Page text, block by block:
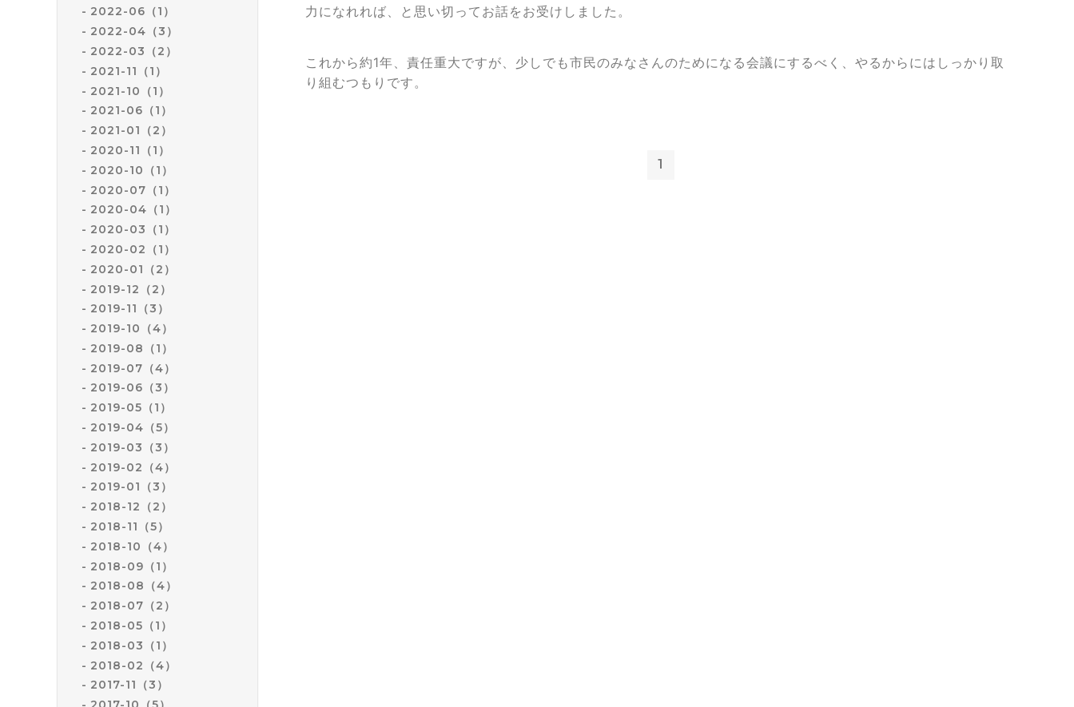
2022-06（1）
2022-04（3）
2022-03（2）
2021-11（1）
2021-10（1）
2021-06（1）
2021-01（2）
2020-11（1）
2020-10（1）
2020-07（1）
2020-04（1）
2020-03（1）
2020-02（1）
2020-01（2）
2019-12（2）
2019-11（3）
2019-10（4）
2019-08（1）
2019-07（4）
2019-06（3）
2019-05（1）
2019-04（5）
2019-03（3）
2019-02（4）
2019-01（3）
2018-12（2）
2018-11（5）
2018-10（4）
2018-09（1）
2018-08（4）
2018-07（2）
2018-05（1）
2018-03（1）
2018-02（4）
2017-11（3）
力になれれば、と思い切ってお話をお受けしました。
これから約1年、責任重大ですが、少しでも市民のみなさんのためになる会議にするべく、やるからにはしっかり取
り組むつもりです。
1